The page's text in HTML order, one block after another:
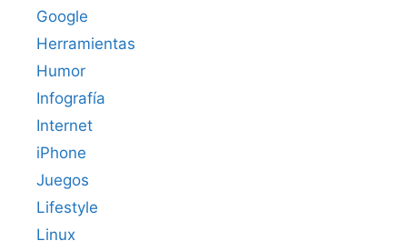
Google
Herramientas
Humor
Infografía
Internet
iPhone
Juegos
Lifestyle
Linux